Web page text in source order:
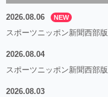
2026.08.06 NEW
スポーツニッポン新聞西部版
2026.08.04
スポーツニッポン新聞西部版
2026.08.03